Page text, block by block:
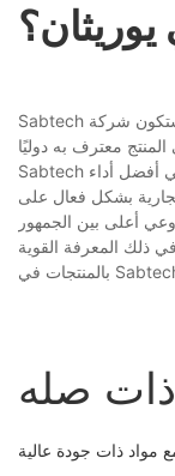
Sabtech ستكون شركة Technology Limited المزود المفضل في تصنيع آلة قطع رغوة البولي يوريثان. مع إمكانات البحث والتطوير والتصنيع الاحترافية ، نقوم بتصنيع المنتج
Sabtech تفتخر بكونها من بين العلامات التجارية الأسرع نموًا في العالم. المنافسة شرسة على نحو متزايد ، ولكن مبيعات هذه المنتجات لا تزال قوية. منتجاتنا هي أفضل أداء
بشكل فعال على
ذلك المعرفة القوية
صله
مواد ذات جودة عالية